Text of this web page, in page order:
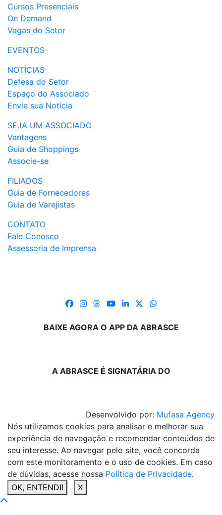
Cursos Presenciais
On Demand
Vagas do Setor
EVENTOS
NOTÍCIAS
Defesa do Setor
Espaço do Associado
Envie sua Notícia
SEJA UM ASSOCIADO
Vantagens
Guia de Shoppings
Associe-se
FILIADOS
Guia de Fornecedores
Guia de Varejistas
CONTATO
Fale Conosco
Assessoria de Imprensa
BAIXE AGORA O APP DA ABRASCE
A ABRASCE É SIGNATÁRIA DO
Desenvolvido por: Mufasa Agency
Nós utilizamos cookies para analisar e melhorar sua
experiência de navegação e recomendar conteúdos de
seu interesse. Ao navegar pelo site, você concorda
com este monitoramento e o uso de cookies. Em caso
de dúvidas, acesse nossa Política de Privacidade.
OK, ENTENDI!
X